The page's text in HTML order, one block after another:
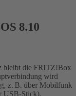
8.10
bleibt die FRITZ!Box
wird
z. B. über Mobilfunk
USB-Stick),